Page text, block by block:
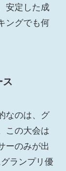
安定した成
ングでも何
ス
なのは、グ
この大会は
ーのみが出
ランプリ優